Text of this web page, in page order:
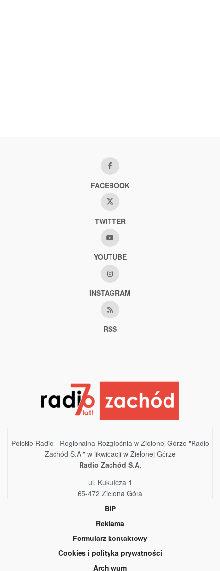
FACEBOOK
TWITTER
YOUTUBE
INSTAGRAM
RSS
Polskie Radio - Regionalna Rozgłośnia w Zielonej Górze "Radio
Zachód S.A." w likwidacji w Zielonej Górze
Radio Zachód S.A.
ul. Kukułcza 1
65-472 Zielona Góra
BIP
Reklama
Formularz kontaktowy
Cookies i polityka prywatności
Archiwum